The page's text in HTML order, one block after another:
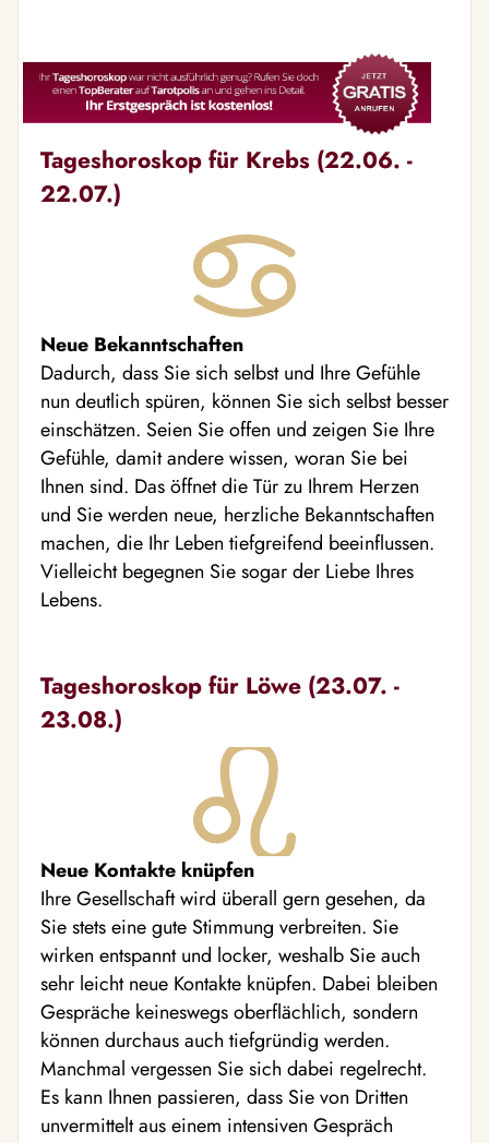
Tageshoroskop für Krebs (22.06. -
22.07.)
Neue Bekanntschaften
Dadurch, dass Sie sich selbst und Ihre Gefühle
nun deutlich spüren, können Sie sich selbst besser
einschätzen. Seien Sie offen und zeigen Sie Ihre
Gefühle, damit andere wissen, woran Sie bei
Ihnen sind. Das öffnet die Tür zu Ihrem Herzen
und Sie werden neue, herzliche Bekanntschaften
machen, die Ihr Leben tiefgreifend beeinflussen.
Vielleicht begegnen Sie sogar der Liebe Ihres
Lebens.
Tageshoroskop für Löwe (23.07. -
23.08.)
Neue Kontakte knüpfen
Ihre Gesellschaft wird überall gern gesehen, da
Sie stets eine gute Stimmung verbreiten. Sie
wirken entspannt und locker, weshalb Sie auch
sehr leicht neue Kontakte knüpfen. Dabei bleiben
Gespräche keineswegs oberflächlich, sondern
können durchaus auch tiefgründig werden.
Manchmal vergessen Sie sich dabei regelrecht.
Es kann Ihnen passieren, dass Sie von Dritten
unvermittelt aus einem intensiven Gespräch